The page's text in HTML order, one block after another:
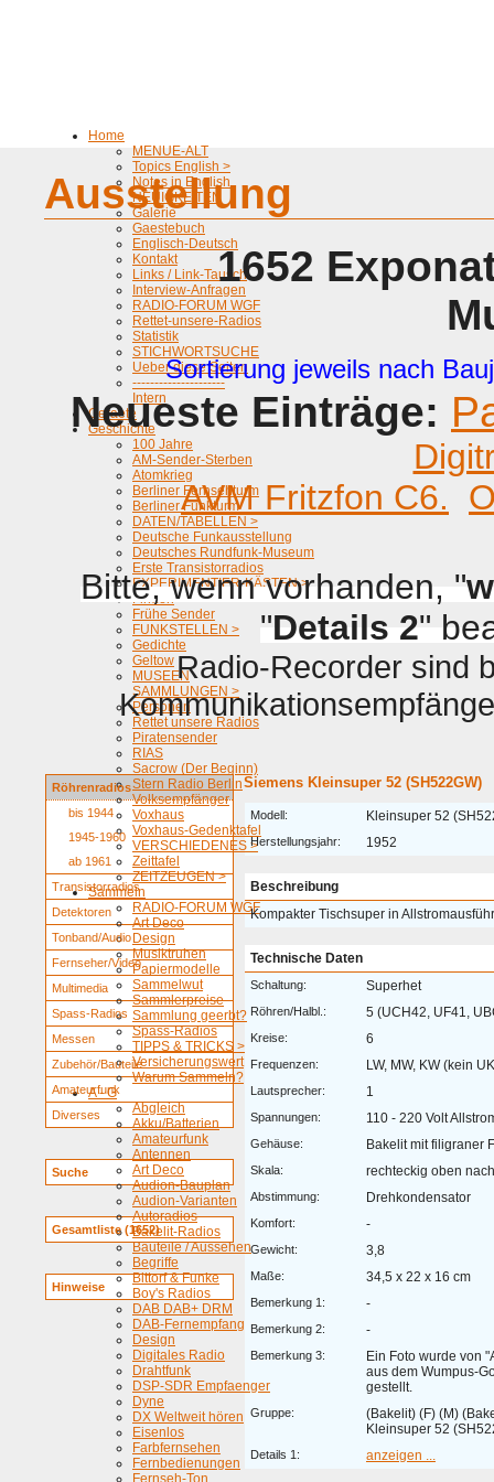
Home
MENUE-ALT
Topics English >
Notes in English
NEUIGKEITEN
Galerie
Gaestebuch
Englisch-Deutsch
Kontakt
Links / Link-Tausch
Interview-Anfragen
RADIO-FORUM WGF
Rettet-unsere-Radios
Statistik
STICHWORTSUCHE
Ueber diese Seiten
---------------------
Intern
Geraete
Geschichte
100 Jahre
AM-Sender-Sterben
Atomkrieg
Berliner Fernsehturm
Berliner Funkturm
DATEN/TABELLEN >
Deutsche Funkausstellung
Deutsches Rundfunk-Museum
Erste Transistorradios
EXPERIMENTIER-KÄSTEN >
Firmen
Frühe Sender
FUNKSTELLEN >
Gedichte
Geltow
MUSEEN
SAMMLUNGEN >
Personen
Rettet unsere Radios
Piratensender
RIAS
Sacrow (Der Beginn)
Stern Radio Berlin
Volksempfänger
Voxhaus
Voxhaus-Gedenktafel
VERSCHIEDENES >
Zeittafel
ZEITZEUGEN >
Sammeln
RADIO-FORUM WGF
Art Deco
Design
Musiktruhen
Papiermodelle
Sammelwut
Sammlerpreise
Sammlung geerbt?
Spass-Radios
TIPPS & TRICKS >
Versicherungswert
Warum Sammeln?
A - G
Abgleich
Akku/Batterien
Amateurfunk
Antennen
Art Deco
Audion-Bauplan
Audion-Varianten
Autoradios
Bakelit-Radios
Bauteile / Aussehen
Begriffe
Bittorf & Funke
Boy's Radios
DAB DAB+ DRM
DAB-Fernempfang
Design
Digitales Radio
Drahtfunk
DSP-SDR Empfaenger
Dyne
DX Weltweit hören
Eisenlos
Farbfernsehen
Fernbedienungen
Fernseh-Ton
Ausstellung
1652
Sortierung jeweils nach
Neueste Einträge:
AVM Fritzfon C6.
Bitte, wenn vorhanden, "
"Details 2"
Radio-Recorder sind
Röhrenradios
bis 1944
1945-1960
ab 1961
Transistorradios
Detektoren
Tonband/Audio
Fernseher/Video
Multimedia
Spass-Radios
Messen
Zubehör/Bauteile
Amateurfunk
Diverses
Suche
Gesamtliste (1652)
Hinweise
Siemens Kleinsuper 52 (SH522GW)
Modell: Kleinsuper 52
Herstellungsjahr: 1952
Beschreibung
Kompakter Tischsuper in
Technische Daten
Schaltung: Superhet
Röhren/Halbl.: 5 (UCH42, UF41,
Kreise: 6
Frequenzen: LW, MW, KW (kein
Lautsprecher: 1
Spannungen: 110 - 220 Volt
Gehäuse: Bakelit mit filigraner
Skala: rechteckig oben
Abstimmung: Drehkondensator
Komfort: -
Gewicht: 3,8
Maße: 34,5 x 22 x 16 cm
Bemerkung 1: -
Bemerkung 2: -
Bemerkung 3:
Ein Foto wurde von
aus dem Wumpus-
gestellt.
Gruppe:
(Bakelit) (F) (M)
Kleinsuper 52
Details 1: anzeigen ...